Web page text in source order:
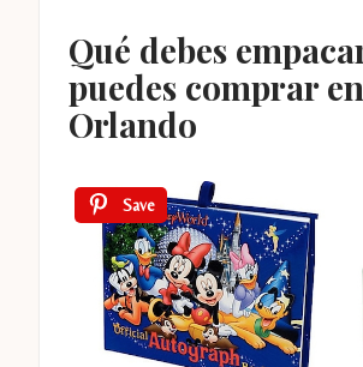
Qué debes
puedes comprar en
Orlando
Save